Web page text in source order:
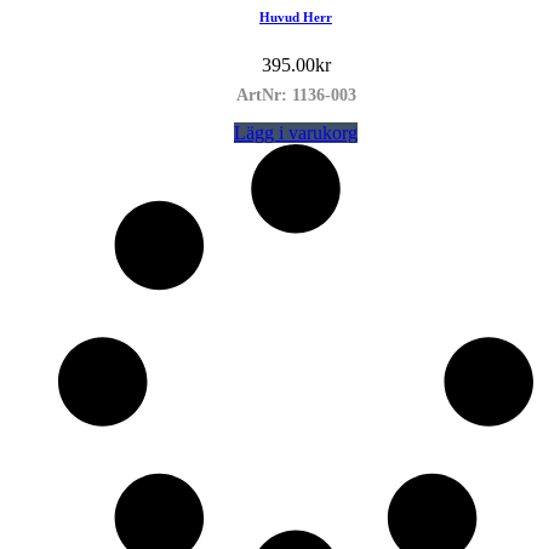
Huvud Herr
395.00kr
ArtNr: 1136-003
Lägg i varukorg